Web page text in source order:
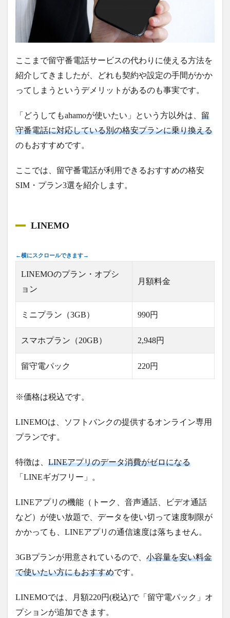
ここまで留守番電話サービスの代わりに使える方法を
紹介してきましたが、どれも契約や設定の手間がかか
ってしまうというデメリットがあるのも事実です。
「どうしてもahamoが使いたい」という方以外は、 留
守番電話に対応している別の格安プランに乗り換える
のもおすすめです。
ここでは、留守番電話が利用できるおすすめの格安
SIM・プラン3選を紹介します。
LINEMO
LINEMOのプラン・オプシ
ョン
月額料金
ミニプラン（3GB） 990円
スマホプラン（20GB） 2,948円
留守電パック 220円
※価格は税込です。
LINEMOは、ソフトバンクの提供するオンライン専用
プランです。
特徴は、 LINEアプリのデータ消費がゼロになる
「LINEギガフリー」。
LINEアプリの機能（トーク、音声通話、ビデオ通話
など）が使い放題で、データを使い切って速度制限が
かかっても、LINEアプリの通信速度は落ちません。
3GBプランが用意されているので、 小容量を安い料金
で使いたい方にもおすすめです。
LINEMOでは、月額220円(税込)で「留守電パック」オ
プションが追加できます。